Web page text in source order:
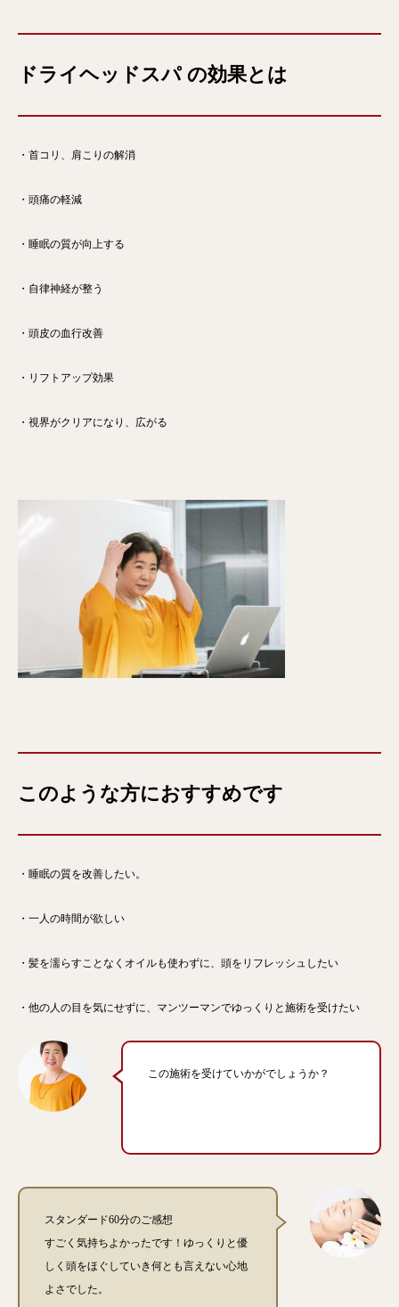
ドライヘッドスパ の効果とは
・首コリ、肩こりの解消
・頭痛の軽減
・睡眠の質が向上する
・自律神経が整う
・頭皮の血行改善
・リフトアップ効果
・視界がクリアになり、広がる
このような方におすすめです
・睡眠の質を改善したい。
・一人の時間が欲しい
・髪を濡らすことなくオイルも使わずに、頭をリフレッシュしたい
・他の人の目を気にせずに、マンツーマンでゆっくりと施術を受けたい
この施術を受けていかがでしょうか？
スタンダード60分のご感想
すごく気持ちよかったです！ゆっくりと優
しく頭をほぐしていき何とも言えない心地
よさでした。